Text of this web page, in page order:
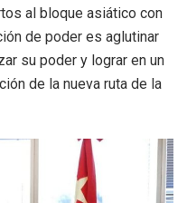
al bloque asiático con
de poder es aglutinar
su poder y lograr en un
de la nueva ruta de la